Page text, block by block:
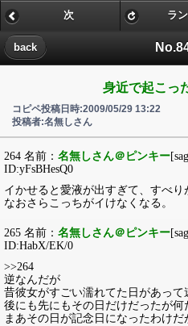
back
次 ラ
身近で起こっ
コピペ投稿日時:2009/05/29 13:22
投稿者:名無しさん
264 名前： 名無しさん＠ピンキー
ID:yFsBHesQ0
イかせると愛液が出すぎて、すべ
なおさらこっちがイけなくなる。
265 名前： 名無しさん＠ピンキー
ID:HabX/EK/0
>>264
逆なんだが
昔彼女がすごい濡れてた日があって
後にも先にもその日だけだったが何
まあその日が記念日になったわけだ